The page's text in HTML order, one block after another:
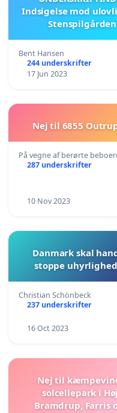
Indsigelse mod
Stenspilgården
Bent Hansen
244 underskrifter
17 Jun 2023
Nej til 6855
På vegne af berørte
287 underskrifter
10 Nov 2023
Danmark skal
stoppe
Christian Schönbeck
237 underskrifter
16 Oct 2023
Nej til
solcellepark i
Bramdrup, Farris